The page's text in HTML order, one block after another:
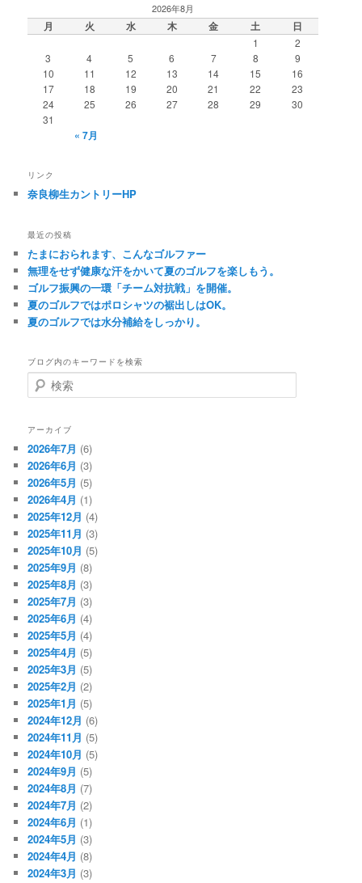
2026年8月
月 火 水 木 金 土 日
1
2
3
4 5 6 7 8
9
10
11 12 13 14 15
16
17
18 19 20 21 22
23
24
25 26 27 28 29
30
31
« 7月
リンク
奈良柳生カントリーHP
最近の投稿
たまにおられます、こんなゴルファー
無理をせず健康な汗をかいて夏のゴルフを楽しもう。
ゴルフ振興の一環「チーム対抗戦」を開催。
夏のゴルフではポロシャツの裾出しはOK。
夏のゴルフでは水分補給をしっかり。
ブログ内のキーワードを検索
検
索
アーカイブ
2026年7月 (6)
2026年6月 (3)
2026年5月 (5)
2026年4月 (1)
2025年12月 (4)
2025年11月 (3)
2025年10月 (5)
2025年9月 (8)
2025年8月 (3)
2025年7月 (3)
2025年6月 (4)
2025年5月 (4)
2025年4月 (5)
2025年3月 (5)
2025年2月 (2)
2025年1月 (5)
2024年12月 (6)
2024年11月 (5)
2024年10月 (5)
2024年9月 (5)
2024年8月 (7)
2024年7月 (2)
2024年6月 (1)
2024年5月 (3)
2024年4月 (8)
2024年3月 (3)